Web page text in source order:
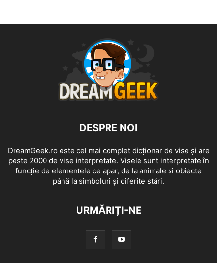
DESPRE NOI
DreamGeek.ro este cel mai complet dicționar de vise și are
peste 2000 de vise interpretate. Visele sunt interpretate în
funcție de elementele ce apar, de la animale și obiecte
până la simboluri și diferite stări.
URMĂRIȚI-NE